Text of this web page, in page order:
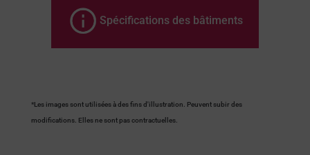
Spécifications des bâtiments
*Les images sont utilisées à des fins d'illustration. Peuvent subir des
modifications. Elles ne sont pas contractuelles.